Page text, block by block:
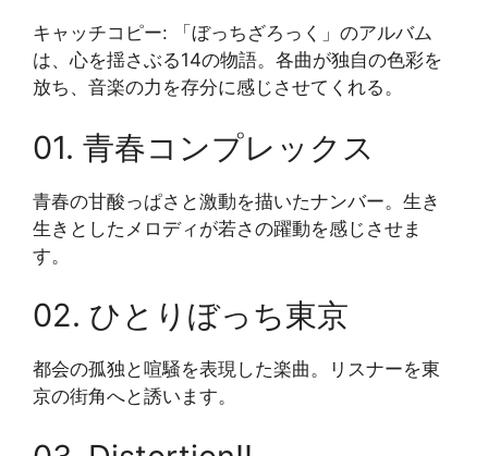
キャッチコピー: 「ぼっちざろっく」のアルバム
は、心を揺さぶる14の物語。各曲が独自の色彩を
放ち、音楽の力を存分に感じさせてくれる。
01. 青春コンプレックス
青春の甘酸っぱさと激動を描いたナンバー。生き
生きとしたメロディが若さの躍動を感じさせま
す。
02. ひとりぼっち東京
都会の孤独と喧騒を表現した楽曲。リスナーを東
京の街角へと誘います。